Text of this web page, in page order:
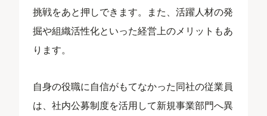
挑戦をあと押しできます。また、活躍人材の発
掘や組織活性化といった経営上のメリットもあ
ります。
自身の役職に自信がもてなかった同社の従業員
は、社内公募制度を活用して新規事業部門へ異